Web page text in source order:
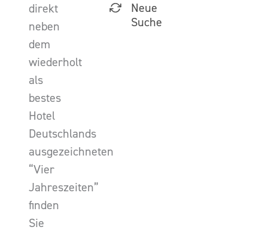
direkt
neben
dem
wiederholt
als
bestes
Hotel
Deutschlands
ausgezeichneten
“Vier
Jahreszeiten”
finden
Sie
Neue
Suche